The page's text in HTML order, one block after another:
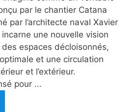
par le chantier Catana
par l’architecte naval Xavier
une nouvelle vision
espaces décloisonnés,
et une circulation
et l’extérieur.
pour ...